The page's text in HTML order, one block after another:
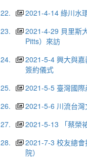
22.
2021-4-14 綠川水
23.
2021-4-29 貝里斯
Pitts）來訪
24.
2021-5-4 興大與
簽約儀式
25.
2021-5-5 臺灣國
26.
2021-5-6 川流台
27.
2021-5-13 「蔡榮
28.
2021-7-3 校友總
院）